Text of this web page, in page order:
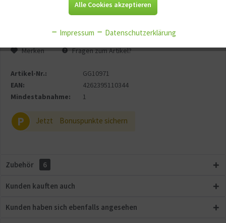
Merken Fragen zum Artikel?
Artikel-Nr.:
GG10971
EAN:
4262395110344
Mindestabnahme:
1
P Jetzt Bonuspunkte sichern
Zubehör 6
Kunden kauften auch
Kunden haben sich ebenfalls angesehen
Service Aktiv
Sonstige
Alle Cookies akzeptieren
Impressum Datenschutzerklärung